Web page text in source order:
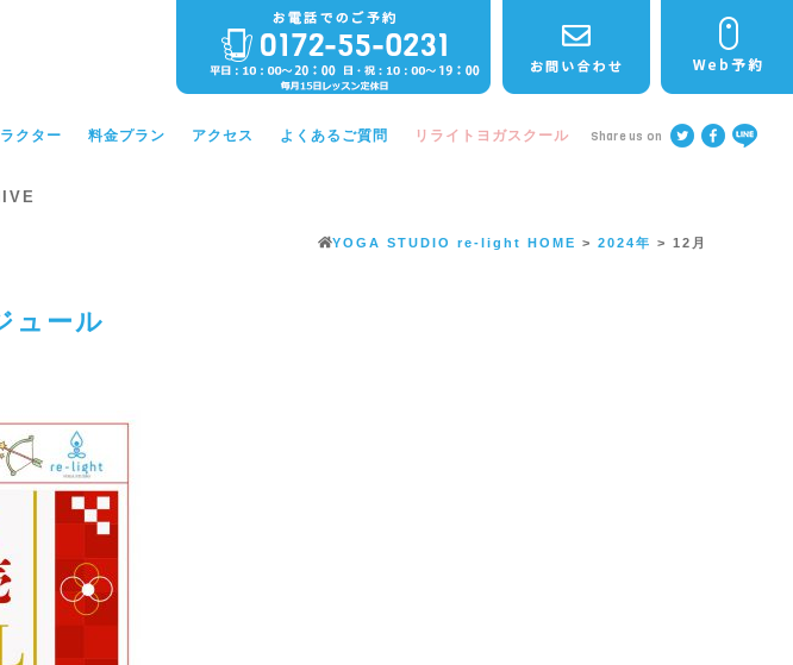
クター 料金プラン アクセス よくあるご質問 リライトヨガスクール Share us on
YOGA STUDIO re-light HOME > 2024年 > 12月
ュール